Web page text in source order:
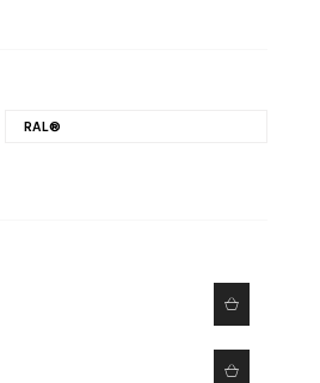
RAL®